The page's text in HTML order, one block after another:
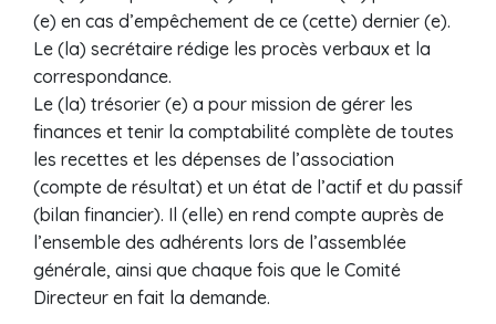
(e) en cas d’empêchement de ce (cette) dernier (e).
Le (la) secrétaire rédige les procès verbaux et la
correspondance.
Le (la) trésorier (e) a pour mission de gérer les
finances et tenir la comptabilité complète de toutes
les recettes et les dépenses de l’association
(compte de résultat) et un état de l’actif et du passif
(bilan financier). Il (elle) en rend compte auprès de
l’ensemble des adhérents lors de l’assemblée
générale, ainsi que chaque fois que le Comité
Directeur en fait la demande.